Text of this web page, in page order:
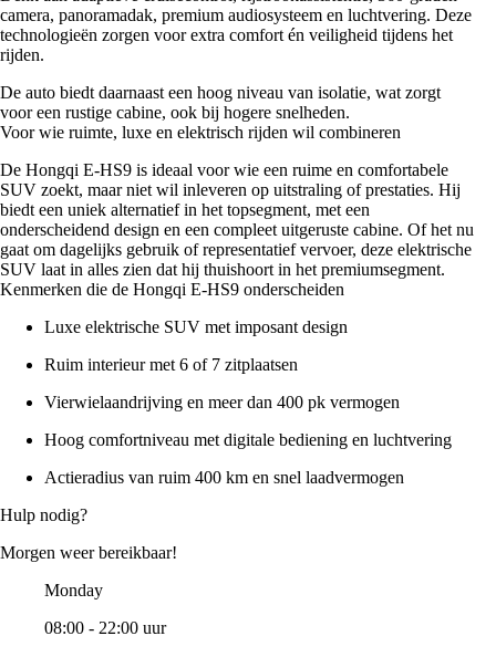
camera, panoramadak, premium audiosysteem en luchtvering. Deze
technologieën zorgen voor extra comfort én veiligheid tijdens het
rijden.
De auto biedt daarnaast een hoog niveau van isolatie, wat zorgt
voor een rustige cabine, ook bij hogere snelheden.
Voor wie ruimte, luxe en elektrisch rijden wil combineren
De Hongqi E-HS9 is ideaal voor wie een ruime en comfortabele
SUV zoekt, maar niet wil inleveren op uitstraling of prestaties. Hij
biedt een uniek alternatief in het topsegment, met een
onderscheidend design en een compleet uitgeruste cabine. Of het nu
gaat om dagelijks gebruik of representatief vervoer, deze elektrische
SUV laat in alles zien dat hij thuishoort in het premiumsegment.
Kenmerken die de Hongqi E-HS9 onderscheiden
Luxe elektrische SUV met imposant design
Ruim interieur met 6 of 7 zitplaatsen
Vierwielaandrijving en meer dan 400 pk vermogen
Hoog comfortniveau met digitale bediening en luchtvering
Actieradius van ruim 400 km en snel laadvermogen
Hulp nodig?
Morgen weer bereikbaar!
Monday
08:00 - 22:00 uur